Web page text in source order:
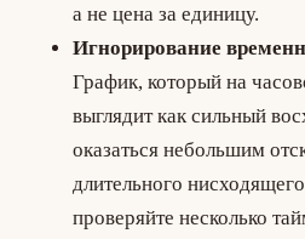
а не цена за единицу.
Игнорирование
График, который на
выглядит как сильный
оказаться небольшим
длительного
проверяйте несколько